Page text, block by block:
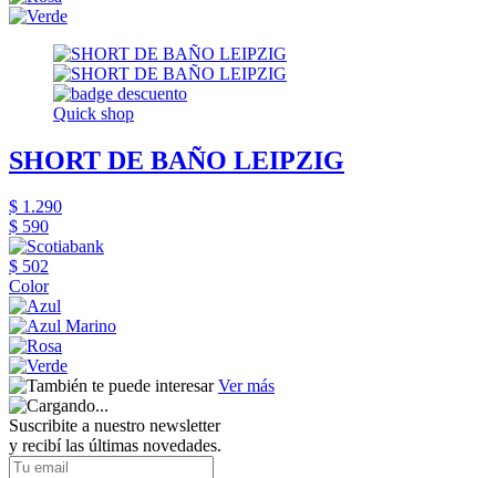
Quick shop
SHORT DE BAÑO LEIPZIG
$ 1.290
$ 590
$ 502
Color
Ver más
Suscribite a nuestro newsletter
y recibí las últimas novedades.